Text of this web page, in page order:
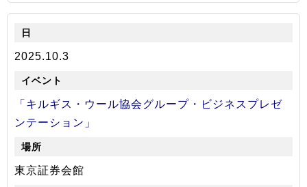
2025.10.3
「キルギス・ウール協会グループ・ビジネスプレゼ
ンテーション」
東京証券会館